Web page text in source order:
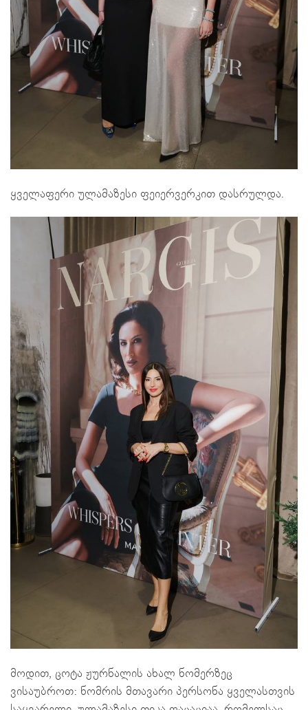
ყველაფერი ულამაზესი ფეიერვერკით დასრულდა.
მოდით, ცოტა ჟურნალის ახალ ნომერზეც
ვისაუბროთ: ნომრის მთავარი პერსონა ყველასთვის